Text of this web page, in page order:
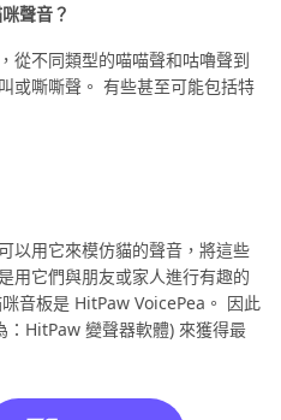
聲音？
從不同類型的喵喵聲和咕嚕聲到
或嘶嘶聲。 有些甚至可能包括特
以用它來模仿貓的聲音，將這些
用它們與朋友或家人進行有趣的
音板是 HitPaw VoicePea。 因此
：HitPaw 變聲器軟體) 來獲得最